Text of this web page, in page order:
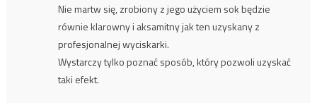
Nie martw się, zrobiony z jego użyciem sok będzie
równie klarowny i aksamitny jak ten uzyskany z
profesjonalnej wyciskarki.
Wystarczy tylko poznać sposób, który pozwoli uzyskać
taki efekt.